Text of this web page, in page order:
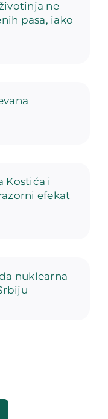
ne
pasa, iako
Kostića i
efekat
nuklearna